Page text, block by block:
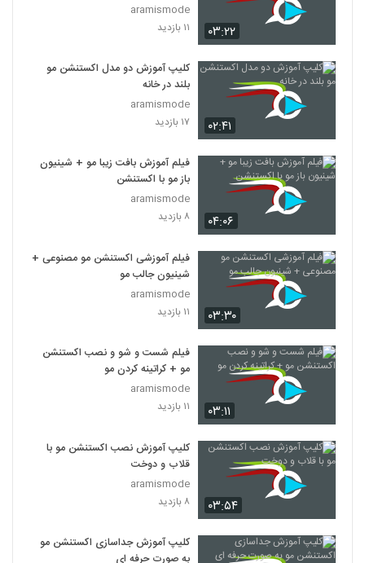
۰۳:۲۲
aramismode
۱۱ بازدید
۰۲:۴۱
کلیپ آموزش دو مدل اکستنشن مو
بلند در خانه
aramismode
۱۷ بازدید
۰۴:۰۶
فیلم آموزش بافت زیبا مو + شینیون
باز مو با اکستنشن
aramismode
۸ بازدید
۰۳:۳۰
فیلم آموزشی اکستنشن مو مصنوعی +
شینیون جالب مو
aramismode
۱۱ بازدید
۰۳:۱۱
فیلم شست و شو و نصب اکستنشن
مو + کراتینه کردن مو
aramismode
۱۱ بازدید
۰۳:۵۴
کلیپ آموزش نصب اکستنشن مو با
قلاب و دوخت
aramismode
۸ بازدید
کلیپ آموزش جداسازی اکستنشن مو
به صورت حرفه ای